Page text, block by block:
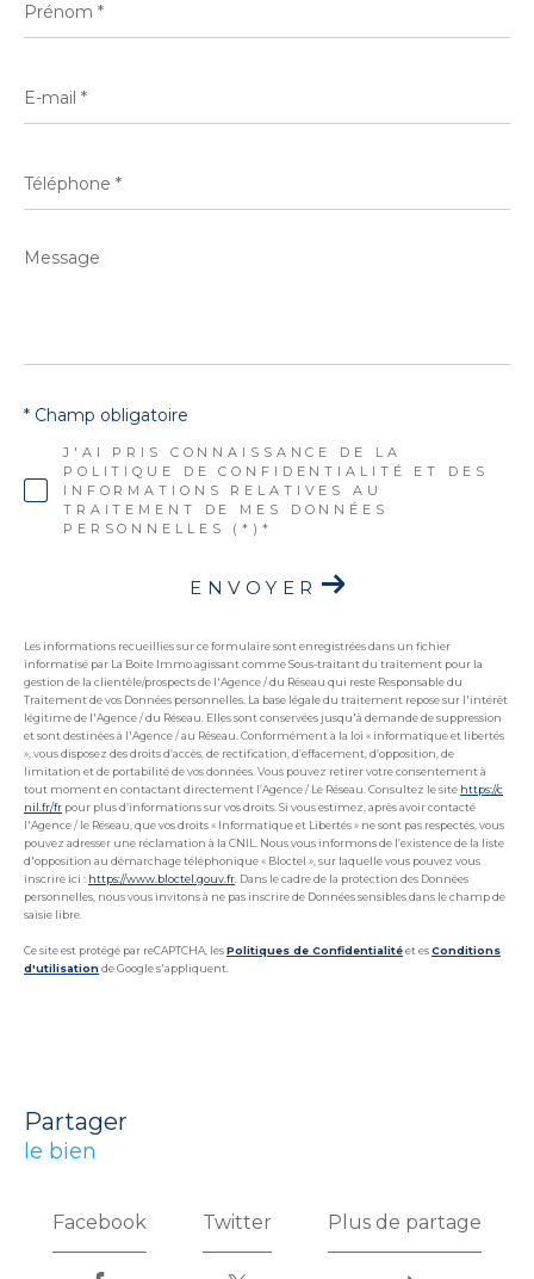
*
mail
*
*
Message
*
J'AI PRIS CONNAISSANCE DE LA
POLITIQUE DE CONFIDENTIALITÉ ET DES
INFORMATIONS RELATIVES AU
TRAITEMENT DE MES DONNÉES
PERSONNELLES (*)*
* Champ obligatoire
ENVOYER
Les informations recueillies sur ce formulaire sont enregistrées dans un fichier
informatisé par La Boite Immo agissant comme Sous-traitant du traitement pour la
gestion de la clientèle/prospects de l'Agence / du Réseau qui reste Responsable du
Traitement de vos Données personnelles. La base légale du traitement repose sur l'intérêt
légitime de l'Agence / du Réseau. Elles sont conservées jusqu'à demande de suppression
et sont destinées à l'Agence / au Réseau. Conformément à la loi « informatique et libertés
», vous disposez des droits d’accès, de rectification, d’effacement, d’opposition, de
limitation et de portabilité de vos données. Vous pouvez retirer votre consentement à
tout moment en contactant directement l’Agence / Le Réseau. Consultez le site https://c
nil.fr/fr pour plus d’informations sur vos droits. Si vous estimez, après avoir contacté
l'Agence / le Réseau, que vos droits « Informatique et Libertés » ne sont pas respectés, vous
pouvez adresser une réclamation à la CNIL. Nous vous informons de l’existence de la liste
d'opposition au démarchage téléphonique « Bloctel », sur laquelle vous pouvez vous
inscrire ici : https://www.bloctel.gouv.fr. Dans le cadre de la protection des Données
personnelles, nous vous invitons à ne pas inscrire de Données sensibles dans le champ de
saisie libre.
Ce site est protégé par reCAPTCHA, lesPolitiques de Confidentialitéet esConditions
d'utilisationde Google s'appliquent.
partager
le bien
Facebook Twitter Plus de partage